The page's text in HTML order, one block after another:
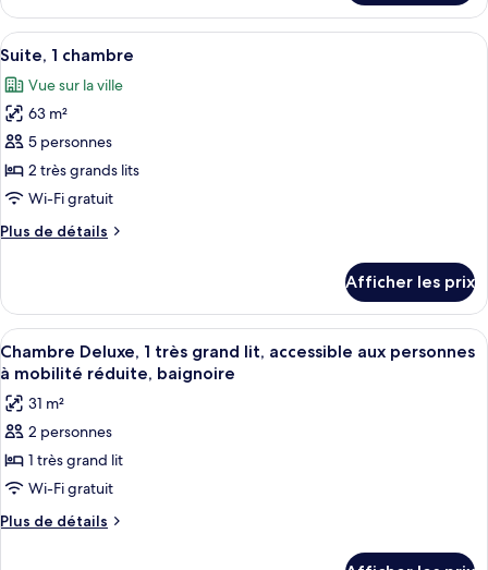
très
grand
lit,
vue
sur
le
fleuve
Suite
présidentielle,
1
grand
lit,
sur
le
fleuve
Afficher
toutes
les
photos
pour
ce
type
chambre :
chambre
Une chambre d’hôtel avec deux lits,
7
Suite, 1 chambre
Vue sur la ville
63 m²
5 personnes
2 très grands lits
Wi-Fi gratuit
Plus de détails
Plus
Suite,
chambre
Afficher les prix
Afficher
toutes
les
photos
pour
ce
type
de
Une chambre d’hôtel avec un
10
Chambre Deluxe, 1 très grand lit, accessible aux personnes
à mobilité réduite, baignoire
31 m²
2 personnes
1 très grand lit
Wi-Fi gratuit
Plus de détails
Plus